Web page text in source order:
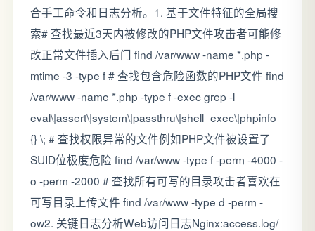
合手工命令和日志分析。1. 基于文件特征的全局搜
索# 查找最近3天内被修改的PHP文件攻击者可能修
改正常文件插入后门 find /var/www -name *.php -
mtime -3 -type f # 查找包含危险函数的PHP文件 find
/var/www -name *.php -type f -exec grep -l
eval\|assert\|system\|passthru\|shell_exec\|phpinfo
{} \; # 查找权限异常的文件例如PHP文件被设置了
SUID位极度危险 find /var/www -type f -perm -4000 -
o -perm -2000 # 查找所有可写的目录攻击者喜欢在
可写目录上传文件 find /var/www -type d -perm -
ow2. 关键日志分析Web访问日志Nginx:access.log/